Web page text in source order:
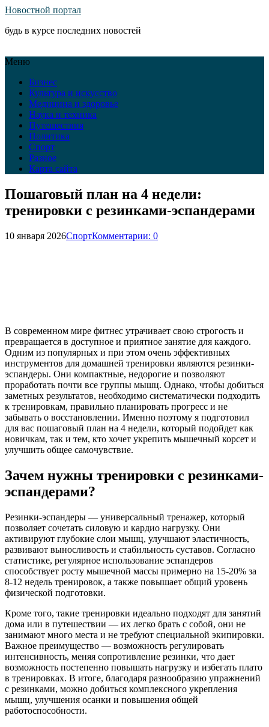
Новостной портал
будь в курсе последних новостей
Меню
Бизнес
Культура и искусство
Медицина и здоровье
Наука и техника
Путешествия
Политика
Спорт
Разное
Карта сайта
Пошаговый план на 4 недели:
тренировки с резинками-эспандерами
10 января 2026СпортКомментарии: 0
В современном мире фитнес утрачивает свою строгость и
превращается в доступное и приятное занятие для каждого.
Одним из популярных и при этом очень эффективных
инструментов для домашней тренировки являются резинки-
эспандеры. Они компактные, недорогие и позволяют
проработать почти все группы мышц. Однако, чтобы добиться
заметных результатов, необходимо систематически подходить
к тренировкам, правильно планировать прогресс и не
забывать о восстановлении. Именно поэтому я подготовил
для вас пошаговый план на 4 недели, который подойдет как
новичкам, так и тем, кто хочет укрепить мышечный корсет и
улучшить общее самочувствие.
Зачем нужны тренировки с резинками-
эспандерами?
Резинки-эспандеры — универсальный тренажер, который
позволяет сочетать силовую и кардио нагрузку. Они
активируют глубокие слои мышц, улучшают эластичность,
развивают выносливость и стабильность суставов. Согласно
статистике, регулярное использование эспандеров
способствует росту мышечной массы примерно на 15-20% за
8-12 недель тренировок, а также повышает общий уровень
физической подготовки.
Кроме того, такие тренировки идеально подходят для занятий
дома или в путешествии — их легко брать с собой, они не
занимают много места и не требуют специальной экипировки.
Важное преимущество — возможность регулировать
интенсивность, меняя сопротивление резинки, что дает
возможность постепенно повышать нагрузку и избегать плато
в тренировках. В итоге, благодаря разнообразию упражнений
с резинками, можно добиться комплексного укрепления
мышц, улучшения осанки и повышения общей
работоспособности.